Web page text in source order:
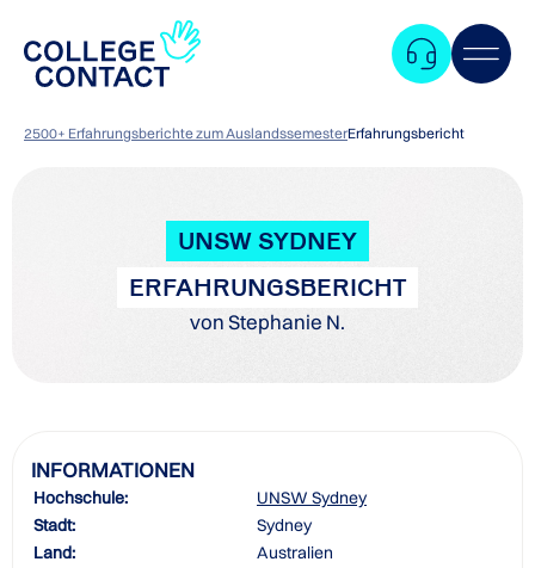
2500+ Erfahrungsberichte zum AuslandssemesterErfahrungsbericht
UNSW SYDNEY
ERFAHRUNGSBERICHT
von Stephanie N.
INFORMATIONEN
Hochschule:
UNSW Sydney
Stadt:
Sydney
Land:
Australien